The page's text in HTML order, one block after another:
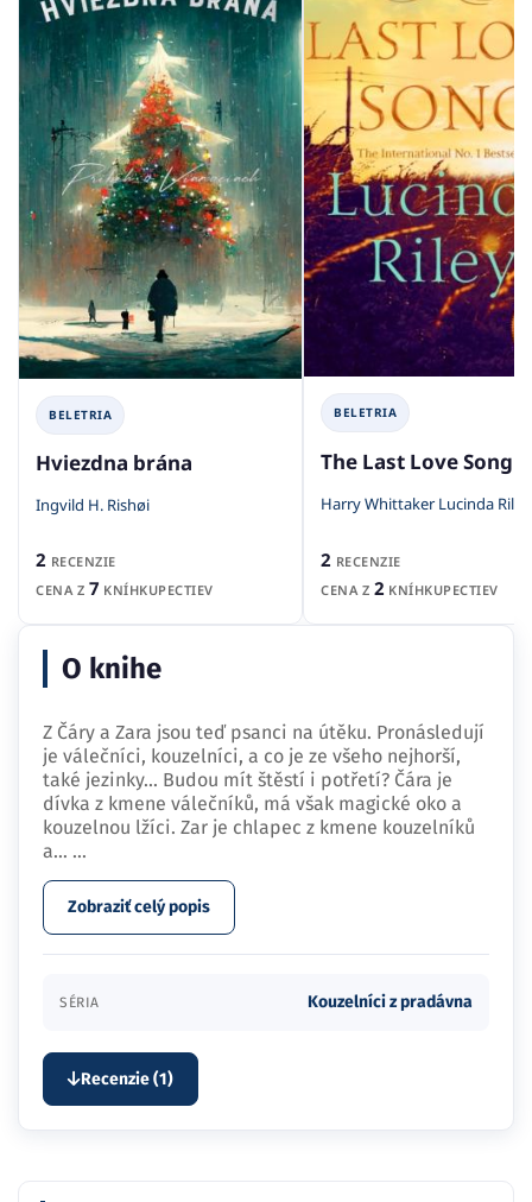
BELETRIA
Hviezdna brána
Ingvild H. Rishøi
2 RECENZIE
CENA Z 7 KNÍHKUPECTIEV
BELETRIA
The Last Love Song
Harry Whittaker Lucinda Riley
2 RECENZIE
CENA Z 2 KNÍHKUPECTIEV
O knihe
Z Čáry a Zara jsou teď psanci na útěku. Pronásledují
je válečníci, kouzelníci, a co je ze všeho nejhorší,
také jezinky... Budou mít štěstí i potřetí? Čára je
dívka z kmene válečníků, má však magické oko a
kouzelnou lžíci. Zar je chlapec z kmene kouzelníků
a… ...
Zobraziť celý popis
SÉRIA Kouzelníci z pradávna
Recenzie (1)